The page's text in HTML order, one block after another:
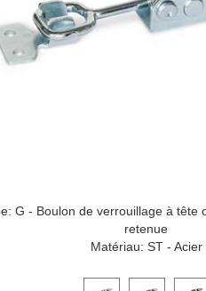
G - Boulon de verrouillage à tête
retenue
Matériau: ST - Acier
Cliquez sur une image de